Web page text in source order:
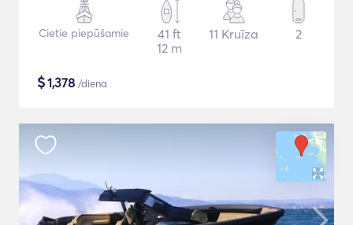
Cietie piepūšamie
41 ft
12 m
11 Kruīza 2
$1,378 /diena